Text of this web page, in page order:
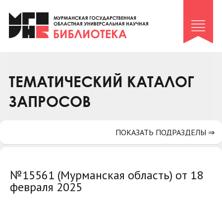
Клуб «Гиря и сельдерей»
Клуб «Семейный архив»
Коллегам
Контакты
ТЕМАТИЧЕСКИЙ КАТАЛОГ
ЗАПРОСОВ
№15561 (Мурманская область) от 18
февраля 2025
ПОКАЗАТЬ ПОДРАЗДЕЛЫ ⇒